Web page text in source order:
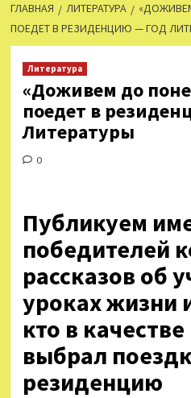
ГЛАВНАЯ ЛИТЕРАТУРА
ПОЕДЕТ В РЕЗИДЕНЦИЮ — ГОД
Литература
«Доживем до
поедет в
Литературы
0
Публикуем
победителей
рассказов об
уроках жизни
кто в
выбрал
резиденцию